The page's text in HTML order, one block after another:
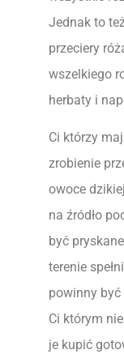
Jednak to
przeciery
wszelkiego
herbaty i
Ci którzy
zrobienie
owoce
na źródło
być
terenie
powinny być
Ci którym
je kupić